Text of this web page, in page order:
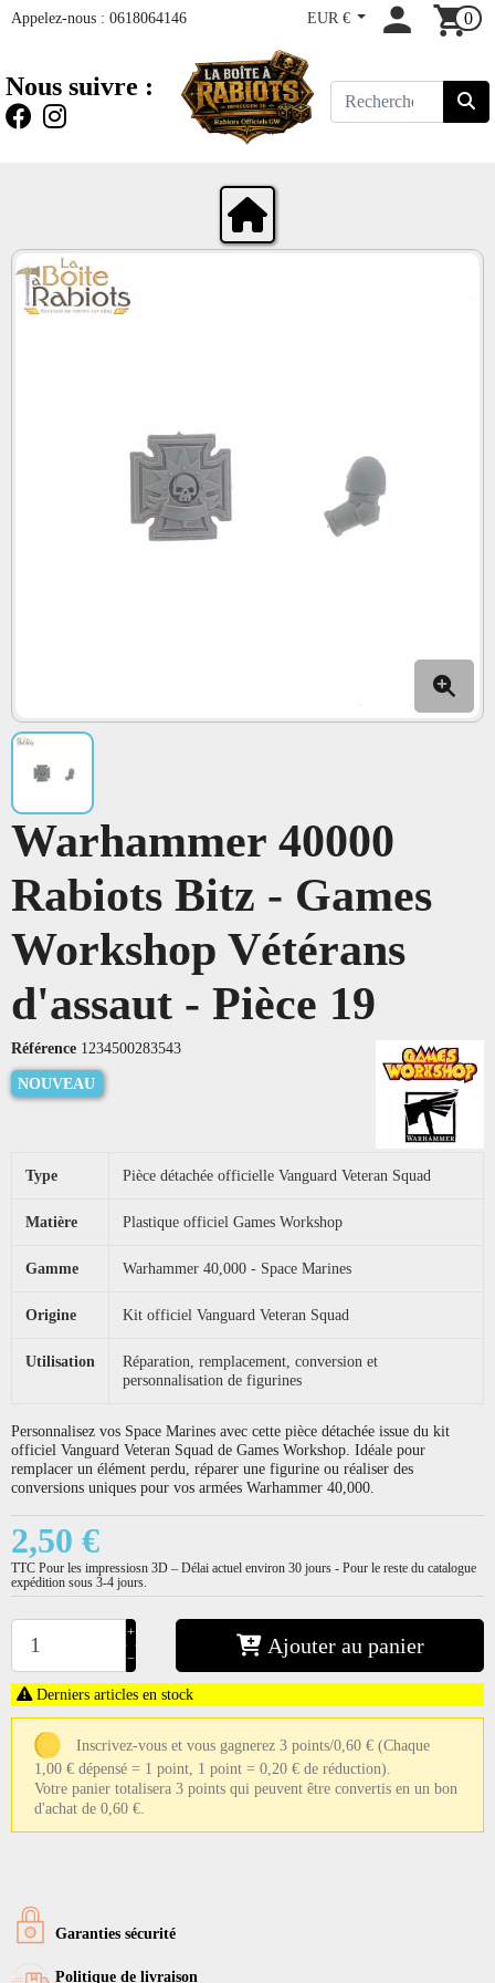
Appelez-nous : 0618064146 EUR € 0
Nous suivre :
Warhammer 40000
Rabiots Bitz - Games
Workshop Vétérans
d'assaut - Pièce 19
Référence 1234500283543
NOUVEAU
Type Pièce détachée officielle Vanguard Veteran Squad
Matière Plastique officiel Games Workshop
Gamme Warhammer 40,000 - Space Marines
Origine Kit officiel Vanguard Veteran Squad
Utilisation
Réparation, remplacement, conversion et
personnalisation de figurines
Personnalisez vos Space Marines avec cette pièce détachée issue du kit
officiel Vanguard Veteran Squad de Games Workshop. Idéale pour
remplacer un élément perdu, réparer une figurine ou réaliser des
conversions uniques pour vos armées Warhammer 40,000.
2,50 €
TTC Pour les impressiosn 3D – Délai actuel environ 30 jours - Pour le reste du catalogue
expédition sous 3-4 jours.
+
−
Ajouter au panier
Derniers articles en stock
Inscrivez-vous et vous gagnerez 3 points/0,60 € (Chaque
1,00 € dépensé = 1 point, 1 point = 0,20 € de réduction).
Votre panier totalisera 3 points qui peuvent être convertis en un bon
d'achat de 0,60 €.
Garanties sécurité
Politique de livraison